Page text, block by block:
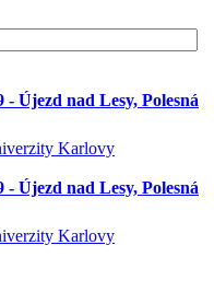
Újezd nad Lesy, Polesná
Karlovy
Újezd nad Lesy, Polesná
Karlovy